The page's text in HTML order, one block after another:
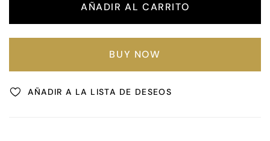
AÑADIR AL CARRITO
BUY NOW
AÑADIR A LA LISTA DE DESEOS